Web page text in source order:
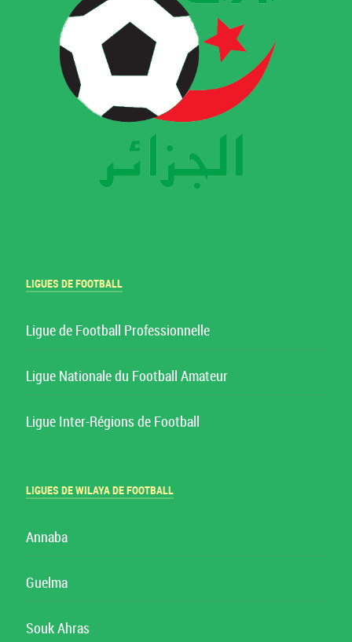
LIGUES DE FOOTBALL
Ligue de Football Professionnelle
Ligue Nationale du Football Amateur
Ligue Inter-Régions de Football
LIGUES DE WILAYA DE FOOTBALL
Annaba
Guelma
Souk Ahras